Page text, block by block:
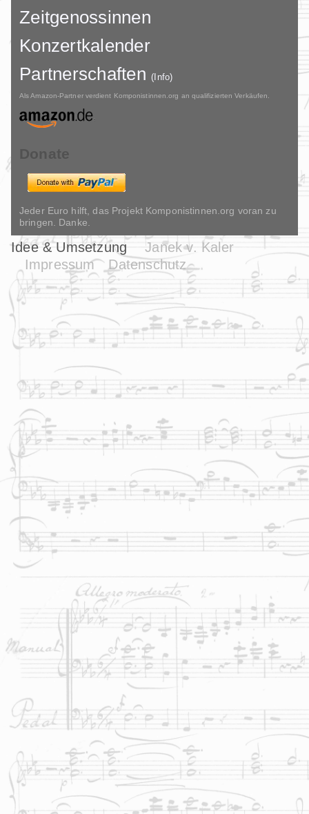
Zeitgenossinnen
Konzertkalender
Partnerschaften(Info)
Als Amazon-Partner verdient Komponistinnen.org an qualifizierten Verkäufen.
Donate
Jeder Euro hilft, das Projekt Komponistinnen.org voran zu
bringen. Danke.
Idee & Umsetzung
Janek v. Kaler
Impressum
Datenschutz